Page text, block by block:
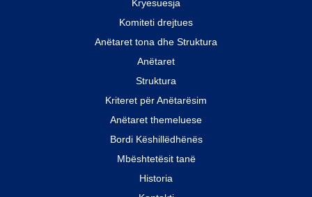
Kryesuesja
Komiteti drejtues
Anëtaret tona dhe Struktura
Anëtaret
Struktura
Kriteret për Anëtarësim
Anëtaret themeluese
Bordi Këshillëdhënës
Mbështetësit tanë
Historia